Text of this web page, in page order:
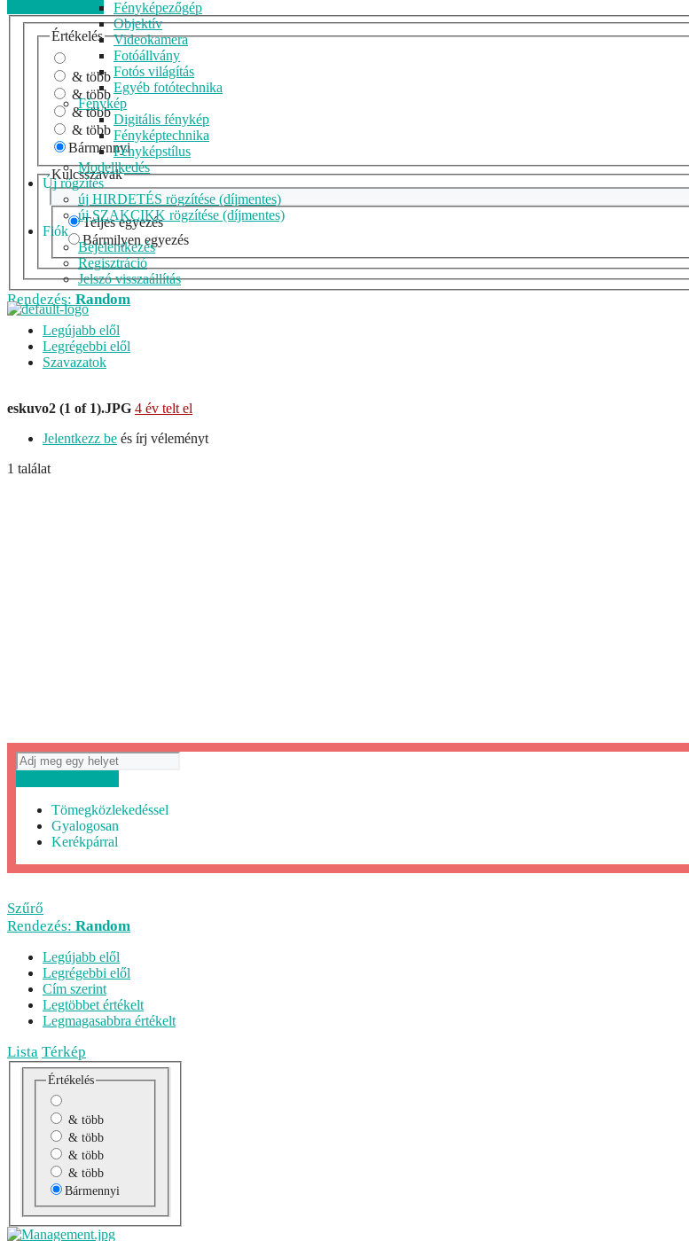
Fényképezőgép
Objektív
Videokamera
Fotóállvány
Fotós világítás
Egyéb fotótechnika
Fénykép
Digitális fénykép
Fényképtechnika
Fényképstílus
Modellkedés
Új rögzítés
új HIRDETÉS rögzítése (díjmentes)
új SZAKCIKK rögzítése (díjmentes)
Fiók
Bejelentkezés
Regisztráció
Jelszó visszaállítás
Véleményezem
Értékelés
& több
& több
& több
& több
Bármennyi
Kulcsszavak
Teljes egyezés
Bármilyen egyezés
Rendezés: Random
Legújabb elől
Legrégebbi elől
Szavazatok
eskuvo2 (1 of 1).JPG 4 év telt el
Jelentkezz be és írj véleményt
1 találat
Tömegközlekedéssel
Gyalogosan
Kerékpárral
Szűrő
Rendezés: Random
Legújabb elől
Legrégebbi elől
Cím szerint
Legtöbbet értékelt
Legmagasabbra értékelt
Lista Térkép
Értékelés
& több
& több
& több
& több
Bármennyi